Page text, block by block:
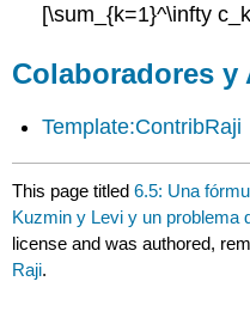
[\sum_{k=1}^\infty
Colaboradores
Template:ContribRaji
This page titled6.5: Una
Kuzmin y Levi y un problema
license and was authored,
Raji.